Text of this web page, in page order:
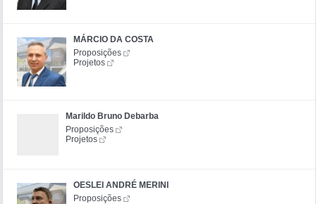
MÁRCIO DA COSTA
Proposições
Projetos
Marildo Bruno Debarba
Proposições
Projetos
OESLEI ANDRÉ MERINI
Proposições